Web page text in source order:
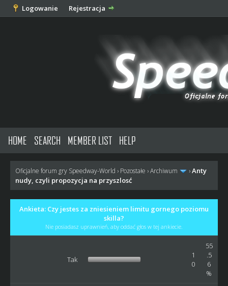
Logowanie Rejestracja
HOME SEARCH MEMBER LIST HELP
Oficjalne forum gry Speedway-World › Pozostałe ›Archiwum ›Anty
nudy, czyli propozycja na przyszlosć
Ankieta: Czy jestes za zniesieniem limitu gornego poziomu
skilla?
Nie posiadasz uprawnień, aby oddać głos w tej ankiecie.
Tak
1
0
55
.5
6
%